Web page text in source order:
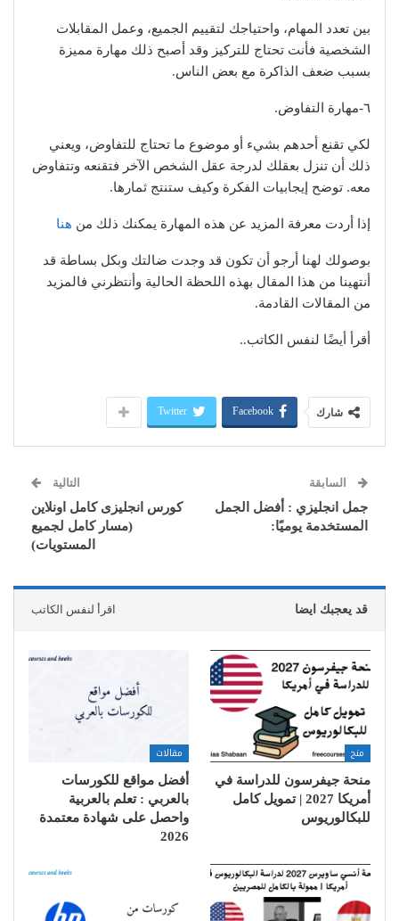
بين تعدد المهام، واحتياجك لتقييم الجميع، وعمل المقابلات
الشخصية فأنت تحتاج للتركيز وقد أصبح ذلك مهارة مميزة
بسبب ضعف الذاكرة مع بعض الناس.
٦-مهارة التفاوض.
لكي تقنع أحدهم بشيء أو موضوع ما تحتاج للتفاوض، ويعني
ذلك أن تنزل بعقلك لدرجة عقل الشخص الآخر فتقنعه وتتفاوض
معه. توضح إيجابيات الفكرة وكيف ستنتج ثمارها.
إذا أردت معرفة المزيد عن هذه المهارة يمكنك ذلك من هنا
بوصولك لهنا أرجو أن تكون قد وجدت ضالتك وبكل بساطة قد
أنتهينا من هذا المقال بهذه اللحظة الحالية وأنتظرني فالمزيد
من المقالات القادمة.
أقرأ أيضًا لنفس الكاتب..
شارك Facebook
Twitter
السابقة
جمل انجليزي : أفضل الجمل
المستخدمة يوميًا:
التالية
كورس انجليزى كامل اونلاين
(مسار كامل لجميع
المستويات)
قد يعجبك ايضا اقرأ لنفس الكاتب
منح
منحة جيفرسون للدراسة في
أمريكا 2027 | تمويل كامل
للبكالوريوس
مقالات
أفضل مواقع للكورسات
بالعربي : تعلم بالعربية
واحصل على شهادة معتمدة
2026